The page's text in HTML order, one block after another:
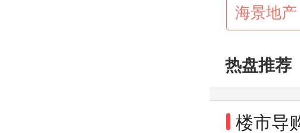
15000
海景地产
热盘推荐
楼市导